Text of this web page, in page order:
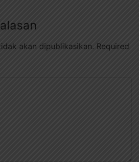
akan dipublikasikan. Required